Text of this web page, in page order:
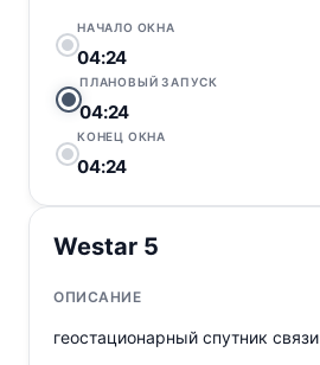
НАЧАЛО ОКНА
04:24
ПЛАНОВЫЙ ЗАПУСК
04:24
КОНЕЦ ОКНА
04:24
Westar 5
ОПИСАНИЕ
геостационарный спутник связи